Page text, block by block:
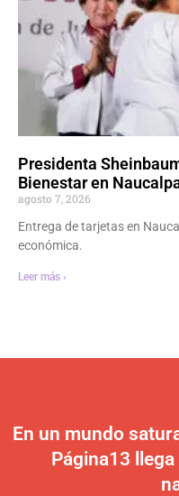
Presidenta
Bienestar en
agosto 7, 2026
Entrega de tarjetas en
económica.
Leer más ›
En un mundo
Página13